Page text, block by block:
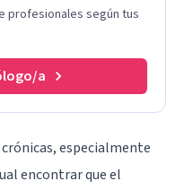
profesionales según tus
a
especialmente
encontrar que el